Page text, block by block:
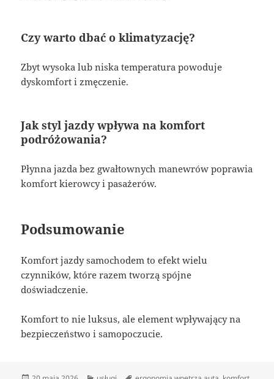
Czy warto dbać o klimatyzację?
Zbyt wysoka lub niska temperatura powoduje
dyskomfort i zmęczenie.
Jak styl jazdy wpływa na komfort
podróżowania?
Płynna jazda bez gwałtownych manewrów poprawia
komfort kierowcy i pasażerów.
Podsumowanie
Komfort jazdy samochodem to efekt wielu
czynników, które razem tworzą spójne
doświadczenie.
Komfort to nie luksus, ale element wpływający na
bezpieczeństwo i samopoczucie.